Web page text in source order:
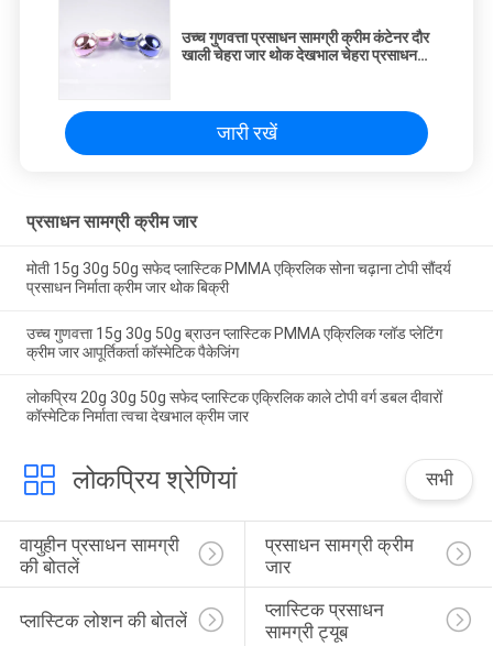
उच्च गुणवत्ता प्रसाधन सामग्री क्रीम कंटेनर दौर
खाली चेहरा जार थोक देखभाल चेहरा प्रसाधन
जारी रखें
प्रसाधन सामग्री क्रीम जार
मोती 15g 30g 50g सफेद प्लास्टिक PMMA एक्रिलिक सोना चढ़ाना टोपी सौंदर्य
प्रसाधन निर्माता क्रीम जार थोक बिक्री
उच्च गुणवत्ता 15g 30g 50g ब्राउन प्लास्टिक PMMA एक्रिलिक ग्लॉड प्लेटिंग
क्रीम जार आपूर्तिकर्ता कॉस्मेटिक पैकेजिंग
लोकप्रिय 20g 30g 50g सफेद प्लास्टिक एक्रिलिक काले टोपी वर्ग डबल दीवारों
कॉस्मेटिक निर्माता त्वचा देखभाल क्रीम जार
लोकप्रिय श्रेणियां सभी
वायुहीन प्रसाधन सामग्री
की बोतलें
प्रसाधन सामग्री क्रीम
जार
प्लास्टिक लोशन की बोतलें
प्लास्टिक प्रसाधन
सामग्री ट्यूब